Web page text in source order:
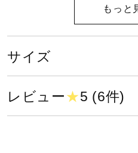
サイズ
レビュー★5 (6件)